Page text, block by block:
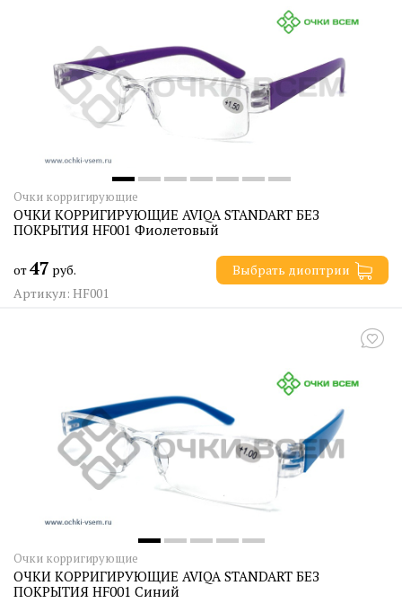
Очки корригирующие
ОЧКИ КОРРИГИРУЮЩИЕ AVIQA STANDART БЕЗ
ПОКРЫТИЯ HF001 Фиолетовый
от47 руб.
Выбрать диоптрии
Артикул: HF001
Очки корригирующие
ОЧКИ КОРРИГИРУЮЩИЕ AVIQA STANDART БЕЗ
ПОКРЫТИЯ HF001 Синий